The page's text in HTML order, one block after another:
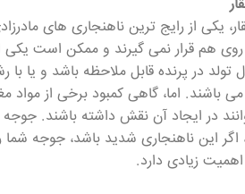
یکی از رایج ترین ناهنجاری های
هم قرار نمی گیرند و ممکن است
تولد در پرنده قابل ملاحظه باشد و یا
باشند. اما، گاهی کمبود برخی از
در ایجاد آن نقش داشته باشند.
اگر این ناهنجاری شدید باشد، جوجه
زیادی دارد.